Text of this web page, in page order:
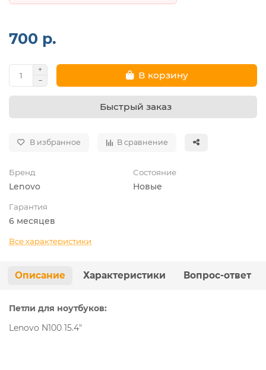
700 р.
В корзину
Быстрый заказ
В избранное В сравнение
Бренд
Lenovo
Состояние
Новые
Гарантия
6 месяцев
Все характеристики
Описание Характеристики Вопрос-ответ
Петли для ноутбуков:
Lenovo N100 15.4"